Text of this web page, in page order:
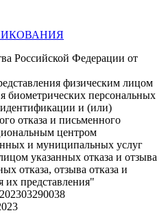
Российской Федерации от
физическим лицом
биометрических персональных
и (или)
отказа и письменного
центром
и муниципальных услуг
указанных отказа и отзыва
отказа, отзыва отказа и
их представления"